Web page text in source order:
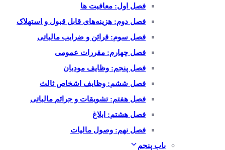
فصل اول: معافیت ها
فصل دوم: هزینه‌های قابل قبول و استهلاک
فصل سوم: قرائن و ضرایب مالیاتی
فصل چهارم: مقررات عمومی
فصل پنجم: وظایف مودیان
فصل ششم: وظایف اشخاص ثالث
فصل هفتم: تشویقات و جرائم مالیاتی
فصل هشتم: ابلاغ
فصل نهم: وصول مالیات
باب پنجم